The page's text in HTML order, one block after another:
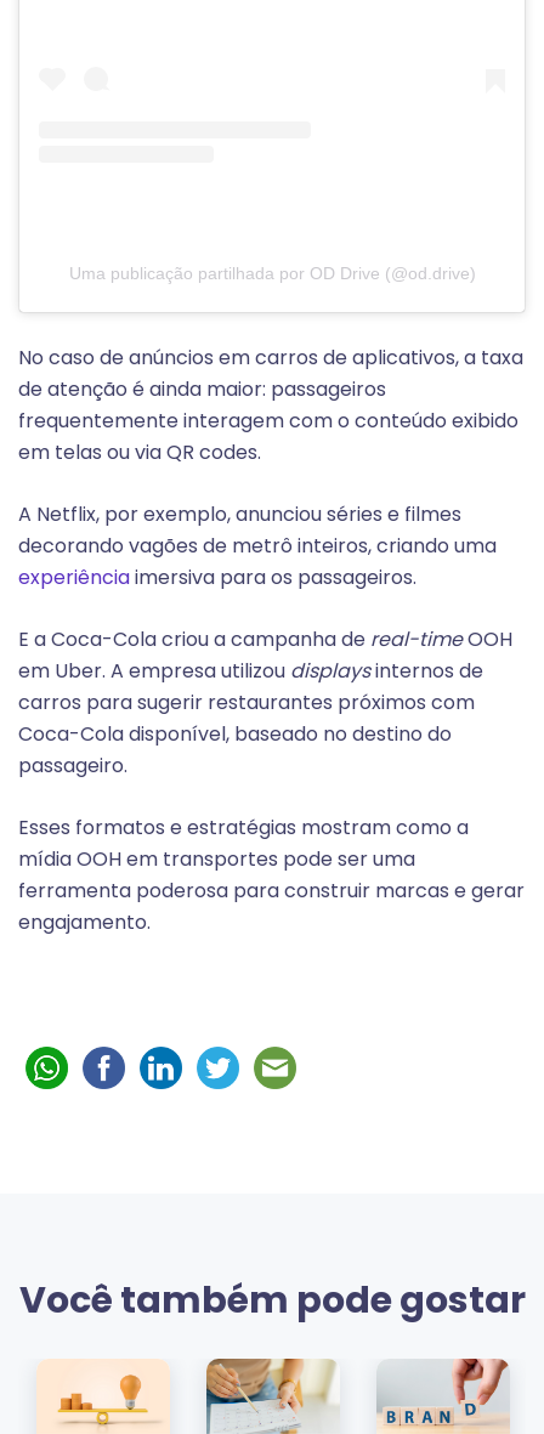
Uma publicação partilhada por OD Drive (@od.drive)
No caso de anúncios em carros de aplicativos, a taxa
de atenção é ainda maior: passageiros
frequentemente interagem com o conteúdo exibido
em telas ou via QR codes.
A Netflix, por exemplo, anunciou séries e filmes
decorando vagões de metrô inteiros, criando uma
experiênciaimersiva para os passageiros.
E a Coca-Cola criou a campanha de real-timeOOH
em Uber. A empresa utilizou displaysinternos de
carros para sugerir restaurantes próximos com
Coca-Cola disponível, baseado no destino do
passageiro.
Esses formatos e estratégias mostram como a
mídia OOH em transportes pode ser uma
ferramenta poderosa para construir marcas e gerar
engajamento.
Você também pode gostar